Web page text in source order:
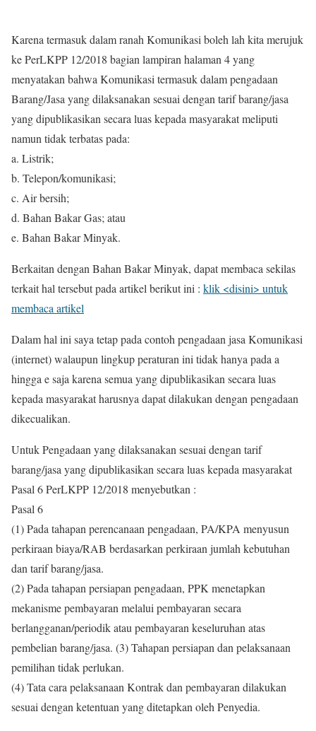
Karena termasuk dalam ranah Komunikasi boleh lah kita merujuk
ke PerLKPP 12/2018 bagian lampiran halaman 4 yang
menyatakan bahwa Komunikasi termasuk dalam pengadaan
Barang/Jasa yang dilaksanakan sesuai dengan tarif barang/jasa
yang dipublikasikan secara luas kepada masyarakat meliputi
namun tidak terbatas pada:
a. Listrik;
b. Telepon/komunikasi;
c. Air bersih;
d. Bahan Bakar Gas; atau
e. Bahan Bakar Minyak.
Berkaitan dengan Bahan Bakar Minyak, dapat membaca sekilas
terkait hal tersebut pada artikel berikut ini : klik <disini> untuk
membaca artikel
Dalam hal ini saya tetap pada contoh pengadaan jasa Komunikasi
(internet) walaupun lingkup peraturan ini tidak hanya pada a
hingga e saja karena semua yang dipublikasikan secara luas
kepada masyarakat harusnya dapat dilakukan dengan pengadaan
dikecualikan.
Untuk Pengadaan yang dilaksanakan sesuai dengan tarif
barang/jasa yang dipublikasikan secara luas kepada masyarakat
Pasal 6 PerLKPP 12/2018 menyebutkan :
Pasal 6
(1) Pada tahapan perencanaan pengadaan, PA/KPA menyusun
perkiraan biaya/RAB berdasarkan perkiraan jumlah kebutuhan
dan tarif barang/jasa.
(2) Pada tahapan persiapan pengadaan, PPK menetapkan
mekanisme pembayaran melalui pembayaran secara
berlangganan/periodik atau pembayaran keseluruhan atas
pembelian barang/jasa. (3) Tahapan persiapan dan pelaksanaan
pemilihan tidak perlukan.
(4) Tata cara pelaksanaan Kontrak dan pembayaran dilakukan
sesuai dengan ketentuan yang ditetapkan oleh Penyedia.